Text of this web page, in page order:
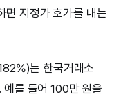
면 지정가 호가를 내는
는 한국거래소
를 들어 100만 원을